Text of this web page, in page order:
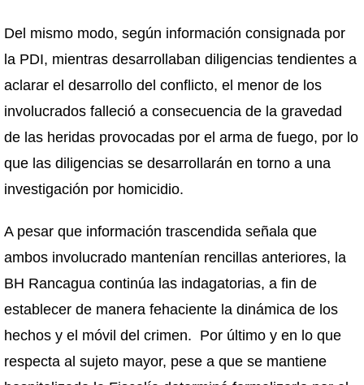
Del mismo modo, según información consignada por
la PDI, mientras desarrollaban diligencias tendientes a
aclarar el desarrollo del conflicto, el menor de los
involucrados falleció a consecuencia de la gravedad
de las heridas provocadas por el arma de fuego, por lo
que las diligencias se desarrollarán en torno a una
investigación por homicidio.
A pesar que información trascendida señala que
ambos involucrado mantenían rencillas anteriores, la
BH Rancagua continúa las indagatorias, a fin de
establecer de manera fehaciente la dinámica de los
hechos y el móvil del crimen. Por último y en lo que
respecta al sujeto mayor, pese a que se mantiene